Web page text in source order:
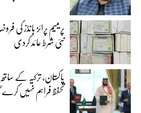
پریمیم پرائز بانڈز
نئی شرط عائد کردی
پاکستان، ترکیہ کے
تحفظ فراہم نہیں کرے